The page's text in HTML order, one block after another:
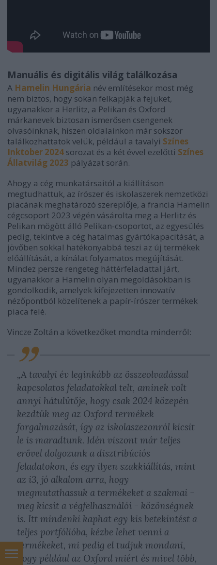
Manuális és digitális világ találkozása
A Hamelin Hungária név említésekor most még
nem biztos, hogy sokan felkapják a fejüket,
ugyanakkor a Herlitz, a Pelikan és Oxford
márkanevek biztosan ismerősen csengenek
olvasóinknak, hiszen oldalainkon már sokszor
találkozhattatok velük, például a tavalyi Színes
Inktober 2024 sorozat és a két évvel ezelőtti Színes
Állatvilág 2023 pályázat során.
Ahogy a cég munkatársaitól a kiállításon
megtudhattuk, az írószer és iskolaszerek nemzetközi
piacának meghatározó szereplője, a francia Hamelin
cégcsoport 2023 végén vásárolta meg a Herlitz és
Pelikan mögött álló Pelikan-csoportot, az egyesülés
pedig, tekintve a cég hatalmas gyártókapacitását, a
jövőben sokkal hatékonyabbá teszi az új termékek
előállítását, a kínálat folyamatos megújítását.
Mindez persze rengeteg háttérfeladattal járt,
ugyanakkor a Hamelin olyan megoldásokban is
gondolkodik, amelyek kifejezetten innovatív
nézőpontból közelítenek a papír-írószer termékek
piaca felé.
Vincze Zoltán a következőket mondta minderről:
„A tavalyi év leginkább az összeolvadással
kapcsolatos feladatokkal telt, aminek volt
annyi hátulütője, hogy csak 2024 közepén
kezdtük meg az Oxford termékek
forgalmazását, így az iskolaszezonról kicsit
le is maradtunk. Idén viszont már teljes
erővel dolgozunk a disztribúciós
feladatokon, és egy ilyen szakkiállítás, mint
az i3, jó alkalom arra, hogy
megmutathassuk a termékeket a szakmai -
meg kicsit a végfelhasználói - közönségnek
is. Itt mindenki kaphat egy kis betekintést a
teljes portfólióba, kézbe lehet venni a
termékeket, mi pedig el tudjuk mondani,
hogy például az Oxford miért és mivel több,